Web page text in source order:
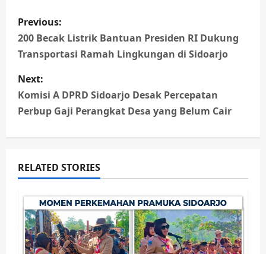
P
o
t
n
a
v
g
a
Previous:
200 Becak Listrik Bantuan Presiden RI Dukung
Transportasi Ramah Lingkungan di Sidoarjo
Next:
Komisi A DPRD Sidoarjo Desak Percepatan
Perbup Gaji Perangkat Desa yang Belum Cair
RELATED STORIES